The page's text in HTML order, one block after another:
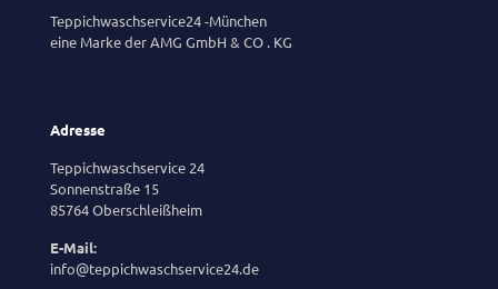
Teppichwaschservice24 -München
eine Marke der AMG GmbH & CO . KG
Adresse
Teppichwaschservice 24
Sonnenstraße 15
85764 Oberschleißheim
E-Mail:
info@teppichwaschservice24.de